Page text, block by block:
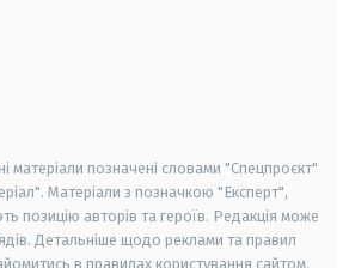
матеріали позначені словами "Спецпроєкт"
Матеріали з позначкою "Експерт",
позицію авторів та героїв. Редакція може
Детальніше щодо реклами та правил
в правилах користування сайтом.